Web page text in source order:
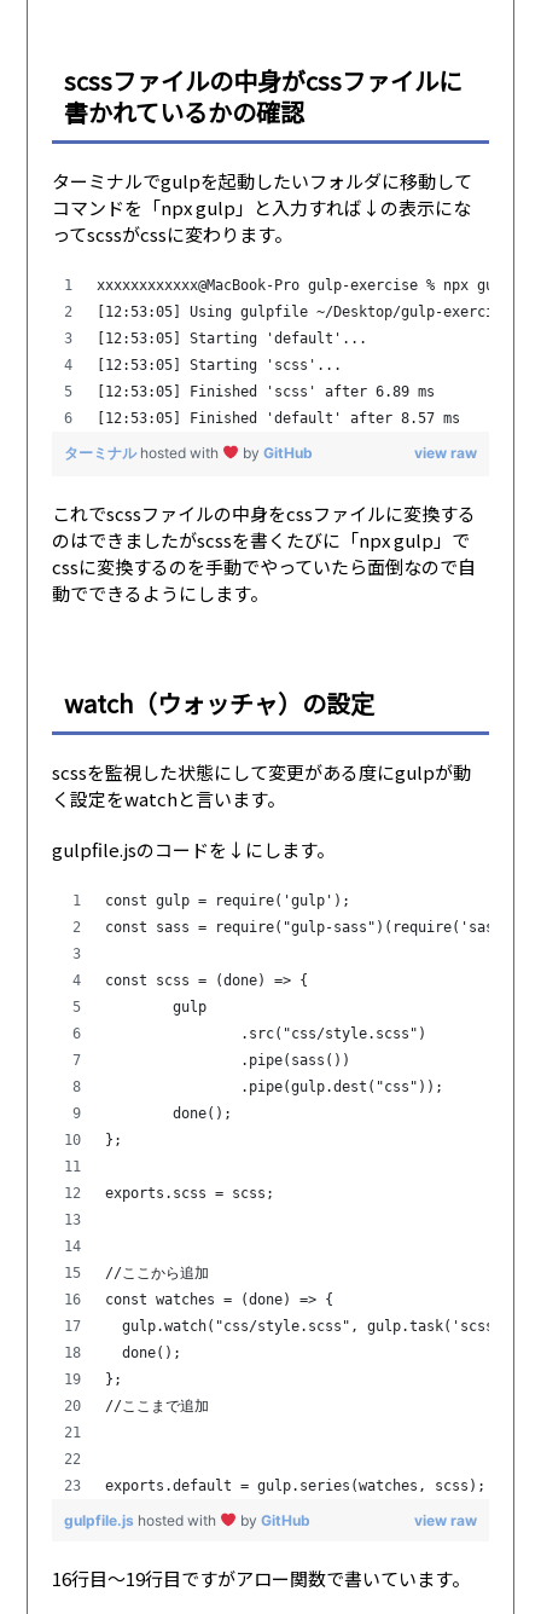
scssファイルの中身がcssファイルに
書かれているかの確認
ターミナルでgulpを起動したいフォルダに移動して
コマンドを「npx gulp」と入力すれば↓の表示にな
ってscssがcssに変わります。
xxxxxxxxxxxx@MacBook-Pro gulp-exercise % npx gulp
[12:53:05] Using gulpfile ~/Desktop/gulp-exercise/
[12:53:05] Starting 'default'...
[12:53:05] Starting 'scss'...
[12:53:05] Finished 'scss' after 6.89 ms
[12:53:05] Finished 'default' after 8.57 ms
view raw
ターミナル hosted with byGitHub
これでscssファイルの中身をcssファイルに変換する
のはできましたがscssを書くたびに「npx gulp」で
cssに変換するのを手動でやっていたら面倒なので自
動でできるようにします。
watch（ウォッチャ）の設定
scssを監視した状態にして変更がある度にgulpが動
く設定をwatchと言います。
gulpfile.jsのコードを↓にします。
const gulp = require('gulp');
const sass = require("gulp-sass")(require('sass'));
const scss = (done) => {
	gulp
		.src("css/style.scss")
		.pipe(sass())
		.pipe(gulp.dest("css"));
	done();
};
exports.scss = scss;
//ここから追加
const watches = (done) => {
  gulp.watch("css/style.scss", gulp.task('scss'));
  done();
};
//ここまで追加
exports.default = gulp.series(watches, scss);
view raw
gulpfile.js hosted with byGitHub
16行目〜19行目ですがアロー関数で書いています。